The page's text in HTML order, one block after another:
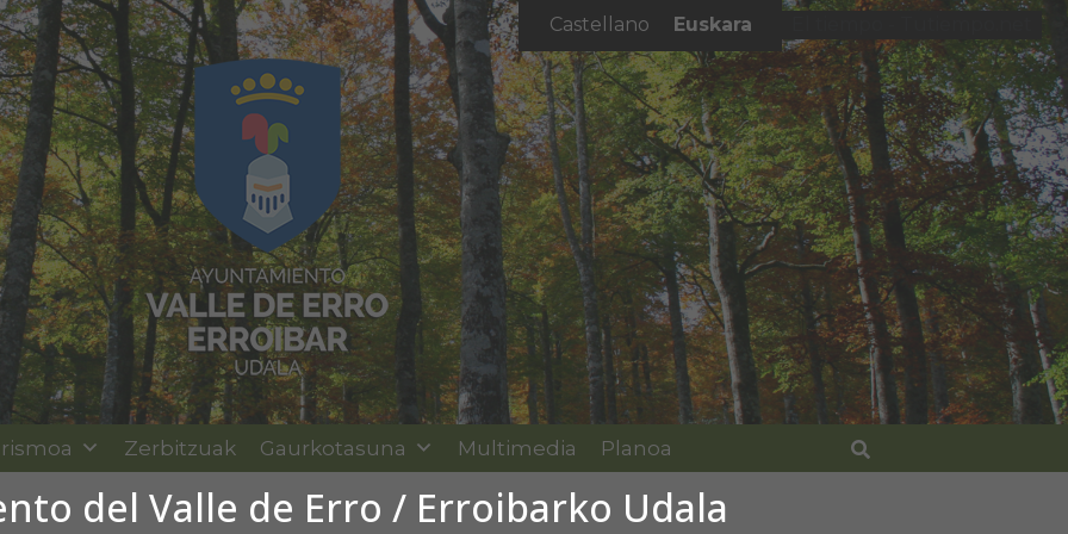
del Valle de Erro / Erroibarko Udala
Castellano Euskara
Zerbitzuak Gaurkotasuna Multimedia Planoa
Bilatu